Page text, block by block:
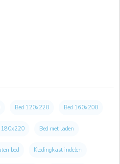
Bed 120x220 Bed 160x200
180x220 Bed met laden
bed Kledingkast indelen